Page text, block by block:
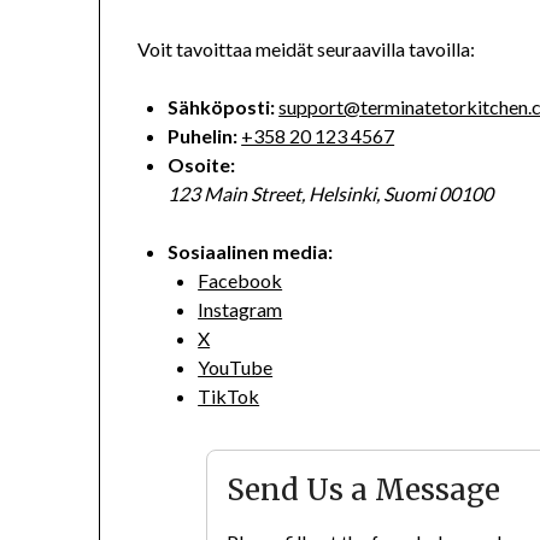
Voit tavoittaa meidät seuraavilla tavoilla:
Sähköposti:
Puhelin: +358 20 123 4567
Osoite:
123 Main Street, Helsinki, Suomi 00100
Sosiaalinen media:
Facebook
Instagram
X
YouTube
TikTok
Send Us a Message